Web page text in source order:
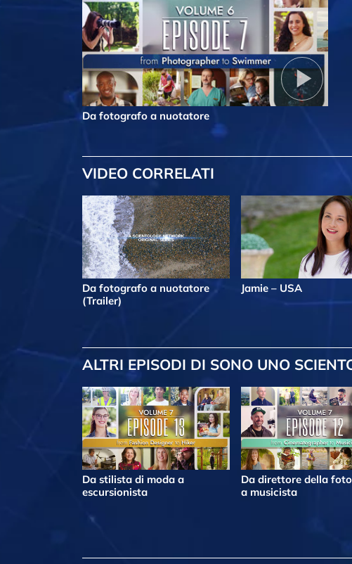
Da fotografo a nuotatore
VIDEO CORRELATI
Da fotografo a nuotatore
(Trailer)
Jamie – USA
ALTRI EPISODI DI SONO UNO
Da stilista di moda a
escursionista
Da direttore della
a musicista